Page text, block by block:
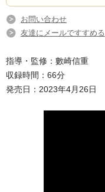
お問い合わせ
友達にメールですすめる
指導・監修：數崎信重
収録時間：66分
発売日：2023年4月26日